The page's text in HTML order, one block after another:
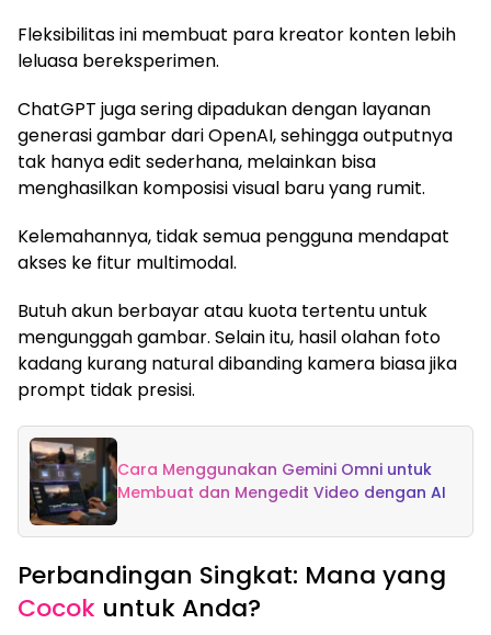
Fleksibilitas ini membuat para kreator konten lebih
leluasa bereksperimen.
ChatGPT juga sering dipadukan dengan layanan
generasi gambar dari OpenAI, sehingga outputnya
tak hanya edit sederhana, melainkan bisa
menghasilkan komposisi visual baru yang rumit.
Kelemahannya, tidak semua pengguna mendapat
akses ke fitur multimodal.
Butuh akun berbayar atau kuota tertentu untuk
mengunggah gambar. Selain itu, hasil olahan foto
kadang kurang natural dibanding kamera biasa jika
prompt tidak presisi.
Cara Menggunakan Gemini Omni untuk
Membuat dan Mengedit Video dengan AI
Perbandingan Singkat: Mana yang
Cocok untuk Anda?